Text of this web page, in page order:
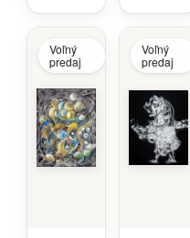
Voľný
predaj
Voľný
predaj